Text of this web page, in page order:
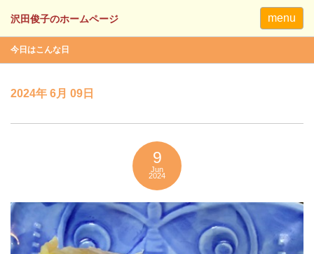
menu
今日はこんな日
2024年 6月 09日
9
Jun
2024